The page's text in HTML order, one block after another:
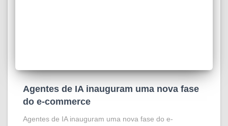
Agentes de IA inauguram uma nova fase
do e-commerce
Agentes de IA inauguram uma nova fase do e-